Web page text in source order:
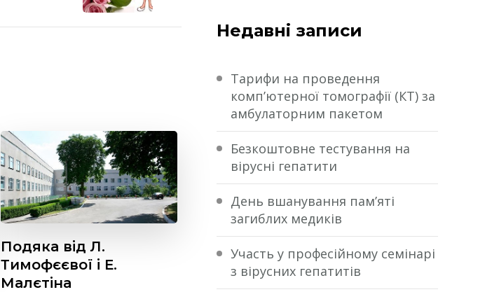
Подяка від Л.
Тимофєєвої і Е.
Малєтіна
Недавні записи
Тарифи на проведення
комп’ютерної томографії (КТ) за
амбулаторним пакетом
Безкоштовне тестування на
вірусні гепатити
День вшанування пам’яті
загиблих медиків
Участь у професійному семінарі
з вірусних гепатитів